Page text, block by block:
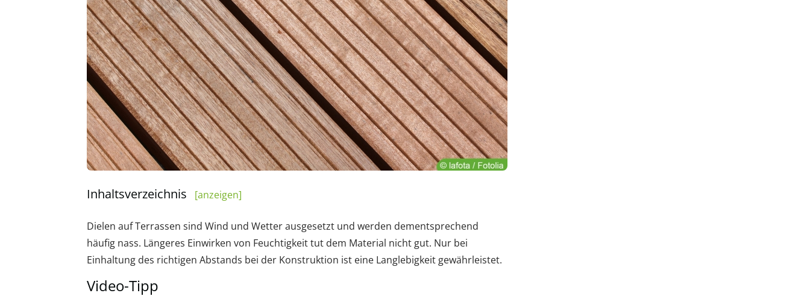
Inhaltsverzeichnis [anzeigen]
Dielen auf Terrassen sind Wind und Wetter ausgesetzt und werden dementsprechend
häufig nass. Längeres Einwirken von Feuchtigkeit tut dem Material nicht gut. Nur bei
Einhaltung des richtigen Abstands bei der Konstruktion ist eine Langlebigkeit gewährleistet.
Video-Tipp